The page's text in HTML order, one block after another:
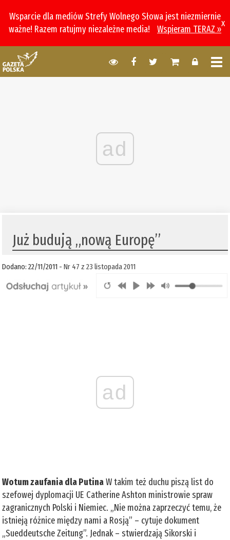
Wsparcie dla mediów Strefy Wolnego Słowa jest niezmiernie
ważne! Razem ratujmy niezależne media!
Wspieram TERAZ »
x
ad
Już budują „nową Europę”
Dodano: 22/11/2011 -Nr 47 z 23 listopada 2011
ad
Wotum zaufania dla PutinaW takim też duchu piszą list do
szefowej dyplomacji UE Catherine Ashton ministrowie spraw
zagranicznych Polski i Niemiec. „Nie można zaprzeczyć temu, że
istnieją różnice między nami a Rosją” – cytuje dokument
„Sueddeutsche Zeitung”. Jednak – stwierdzają Sikorski i